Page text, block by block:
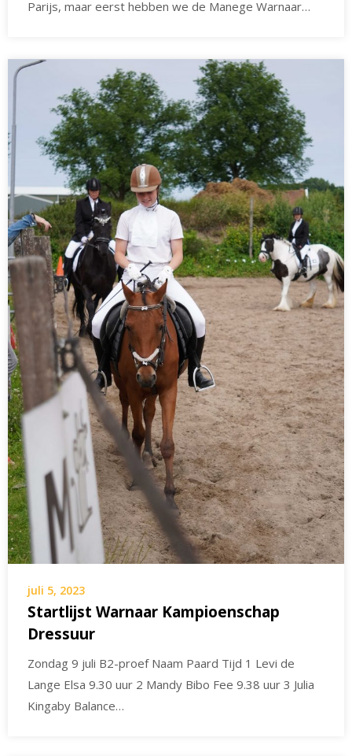
Parijs, maar eerst hebben we de Manege Warnaar…
juli 5, 2023
Startlijst Warnaar Kampioenschap
Dressuur
Zondag 9 juli B2-proef Naam Paard Tijd 1 Levi de
Lange Elsa 9.30 uur 2 Mandy Bibo Fee 9.38 uur 3 Julia
Kingaby Balance…